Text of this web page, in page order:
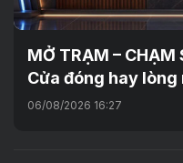
MỞ TRẠM –
Cửa đóng hay lòng
06/08/2026 16:27